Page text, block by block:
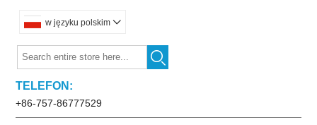
w języku polskim 

TELEFON:
+86-757-86777529